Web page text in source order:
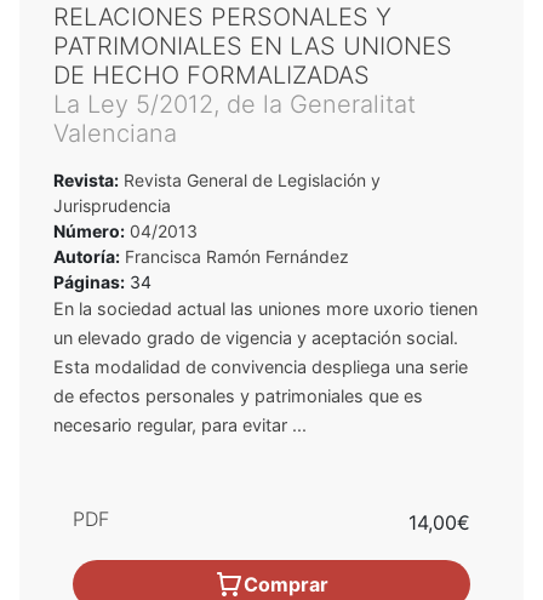
RELACIONES PERSONALES Y
PATRIMONIALES EN LAS UNIONES
DE HECHO FORMALIZADAS
La Ley 5/2012, de la Generalitat
Valenciana
Revista: Revista General de Legislación y
Jurisprudencia
Número: 04/2013
Autoría: Francisca Ramón Fernández
Páginas: 34
En la sociedad actual las uniones more uxorio tienen
un elevado grado de vigencia y aceptación social.
Esta modalidad de convivencia despliega una serie
de efectos personales y patrimoniales que es
necesario regular, para evitar ...
PDF 14,00€
Comprar